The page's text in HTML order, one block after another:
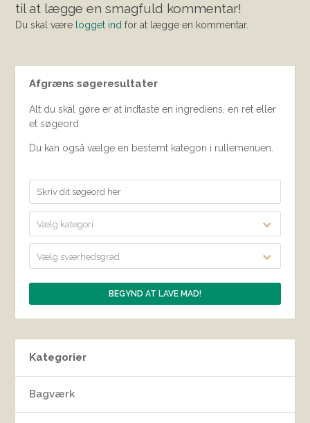
til at lægge en smagfuld kommentar!
Du skal være logget ind for at lægge en kommentar.
Afgræns søgeresultater
Alt du skal gøre er at indtaste en ingrediens, en ret eller
et søgeord.
Du kan også vælge en bestemt kategori i rullemenuen.
Vælg kategori
Vælg sværhedsgrad
Kategorier
Bagværk